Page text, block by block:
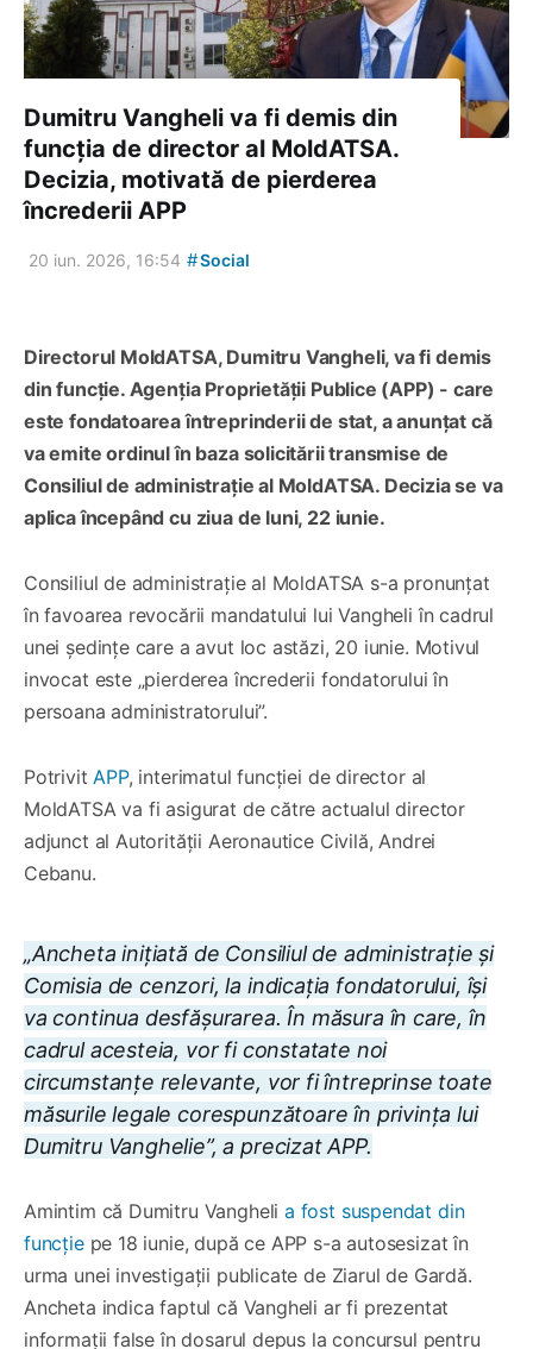
Dumitru Vangheli va fi demis din
funcția de director al MoldATSA.
Decizia, motivată de pierderea
încrederii APP
20 iun. 2026, 16:54 #Social
Directorul MoldATSA, Dumitru Vangheli, va fi demis
din funcție. Agenția Proprietății Publice (APP) - care
este fondatoarea întreprinderii de stat, a anunțat că
va emite ordinul în baza solicitării transmise de
Consiliul de administrație al MoldATSA. Decizia se va
aplica începând cu ziua de luni, 22 iunie.
Consiliul de administrație al MoldATSA s-a pronunțat
în favoarea revocării mandatului lui Vangheli în cadrul
unei ședințe care a avut loc astăzi, 20 iunie. Motivul
invocat este „pierderea încrederii fondatorului în
persoana administratorului”.
Potrivit APP, interimatul funcției de director al
MoldATSA va fi asigurat de către actualul director
adjunct al Autorității Aeronautice Civilă, Andrei
Cebanu.
„Ancheta inițiată de Consiliul de administrație și
Comisia de cenzori, la indicația fondatorului, își
va continua desfășurarea. În măsura în care, în
cadrul acesteia, vor fi constatate noi
circumstanțe relevante, vor fi întreprinse toate
măsurile legale corespunzătoare în privința lui
Dumitru Vanghelie”, a precizat APP.
Amintim că Dumitru Vangheli a fost suspendat din
funcțiepe 18 iunie, după ce APP s-a autosesizat în
urma unei investigații publicate de Ziarul de Gardă.
Ancheta indica faptul că Vangheli ar fi prezentat
informații false în dosarul depus la concursul pentru